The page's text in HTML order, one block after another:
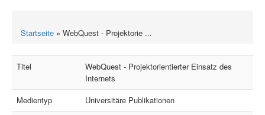
Startseite » WebQuest - Projektorie ...
Titel
WebQuest - Projektorientierter Einsatz des
Internets
Medientyp
Universitäre Publikationen